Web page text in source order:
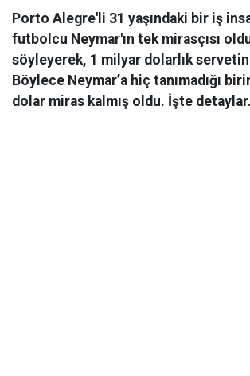
Porto Alegre'li 31 yaşındaki bir iş
futbolcu Neymar'ın tek mirasçısı
söyleyerek, 1 milyar dolarlık
Böylece Neymar’a hiç tanımadığı
dolar miras kalmış oldu. İşte